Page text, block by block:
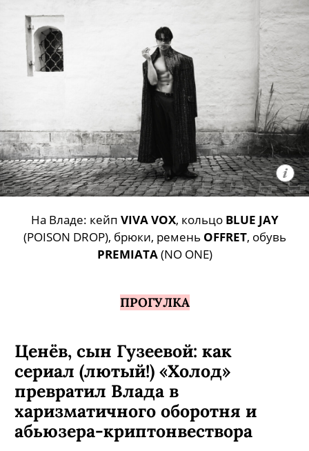
На Владе: кейп VIVA VOX, кольцо BLUE JAY
(POISON DROP), брюки, ремень OFFRET, обувь
PREMIATA(NO ONE)
ПРОГУЛКА
Ценёв, сын Гузеевой: как
сериал (лютый!) «Холод»
превратил Влада в
харизматичного оборотня и
абьюзера-криптонвествора